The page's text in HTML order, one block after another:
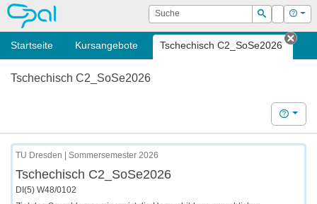
OPAL Suche
Suchen
Login Hilfe
Startseite Kursangebote Tschechisch C2_SoSe2026
Tab
Tschechisch C2_SoSe2026
Hilfe
TU Dresden | Sommersemester 2026
Tschechisch C2_SoSe2026
DI(5) W48/0102